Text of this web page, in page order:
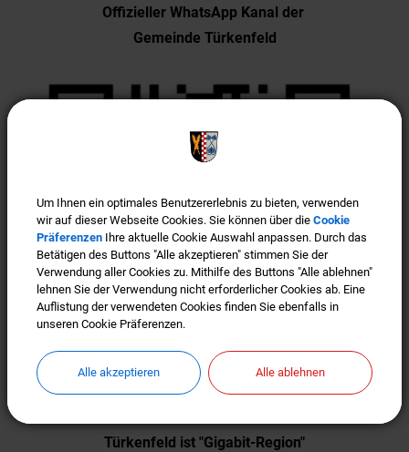
Offizieller WhatsApp Kanal der
Gemeinde Türkenfeld
Türkenfeld ist "Gigabit-Region"
Um Ihnen ein optimales Benutzererlebnis zu bieten, verwenden
wir auf dieser Webseite Cookies. Sie können über die Cookie
Präferenzen Ihre aktuelle Cookie Auswahl anpassen. Durch das
Betätigen des Buttons "Alle akzeptieren" stimmen Sie der
Verwendung aller Cookies zu. Mithilfe des Buttons "Alle ablehnen"
lehnen Sie der Verwendung nicht erforderlicher Cookies ab. Eine
Auflistung der verwendeten Cookies finden Sie ebenfalls in
unseren Cookie Präferenzen.
Alle akzeptieren Alle ablehnen
Um Ihnen ein optimales Benutzererlebnis zu bieten, verwenden
wir auf dieser Webseite Cookies. Sie können über die Cookie
Präferenzen Ihre aktuelle Cookie Auswahl anpassen. Durch das
Betätigen des Buttons "Alle akzeptieren" stimmen Sie der
Verwendung aller Cookies zu. Mithilfe des Buttons "Alle ablehnen"
lehnen Sie der Verwendung nicht erforderlicher Cookies ab. Eine
Auflistung der verwendeten Cookies finden Sie ebenfalls in
unseren Cookie Präferenzen.
Alle akzeptieren Alle ablehnen